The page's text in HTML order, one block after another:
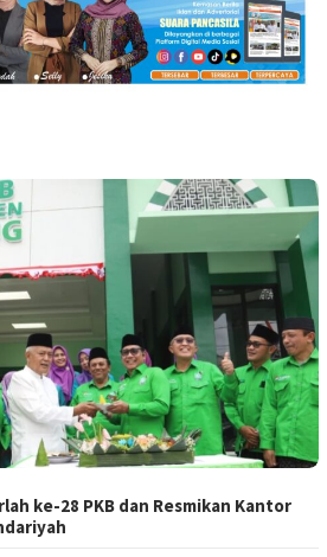
ke-28 PKB dan Resmikan Kantor